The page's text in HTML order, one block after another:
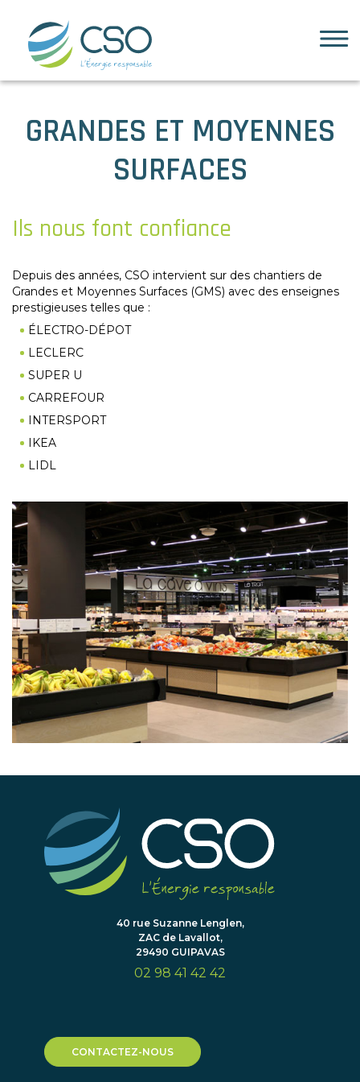
L’entreprise
Qui sommes-nous ?
Défense
Industrie & Tertiaire
Rénovation énergétique
GRANDES ET MOYENNES
SURFACES
Ils nous font confiance
Depuis des années, CSO intervient sur des chantiers de
Grandes et Moyennes Surfaces (GMS) avec des enseignes
prestigieuses telles que :
ÉLECTRO-DÉPOT
LECLERC
SUPER U
CARREFOUR
INTERSPORT
IKEA
LIDL
40 rue Suzanne Lenglen,
ZAC de Lavallot,
29490 GUIPAVAS
02 98 41 42 42
CONTACTEZ-NOUS